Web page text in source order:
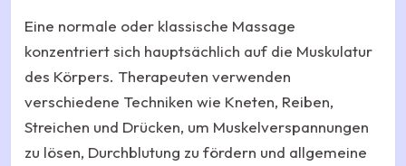
Eine normale oder klassische Massage
konzentriert sich hauptsächlich auf die Muskulatur
des Körpers. Therapeuten verwenden
verschiedene Techniken wie Kneten, Reiben,
Streichen und Drücken, um Muskelverspannungen
zu lösen, Durchblutung zu fördern und allgemeine